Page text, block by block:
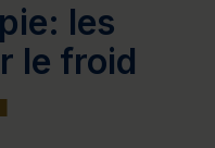
les
le froid